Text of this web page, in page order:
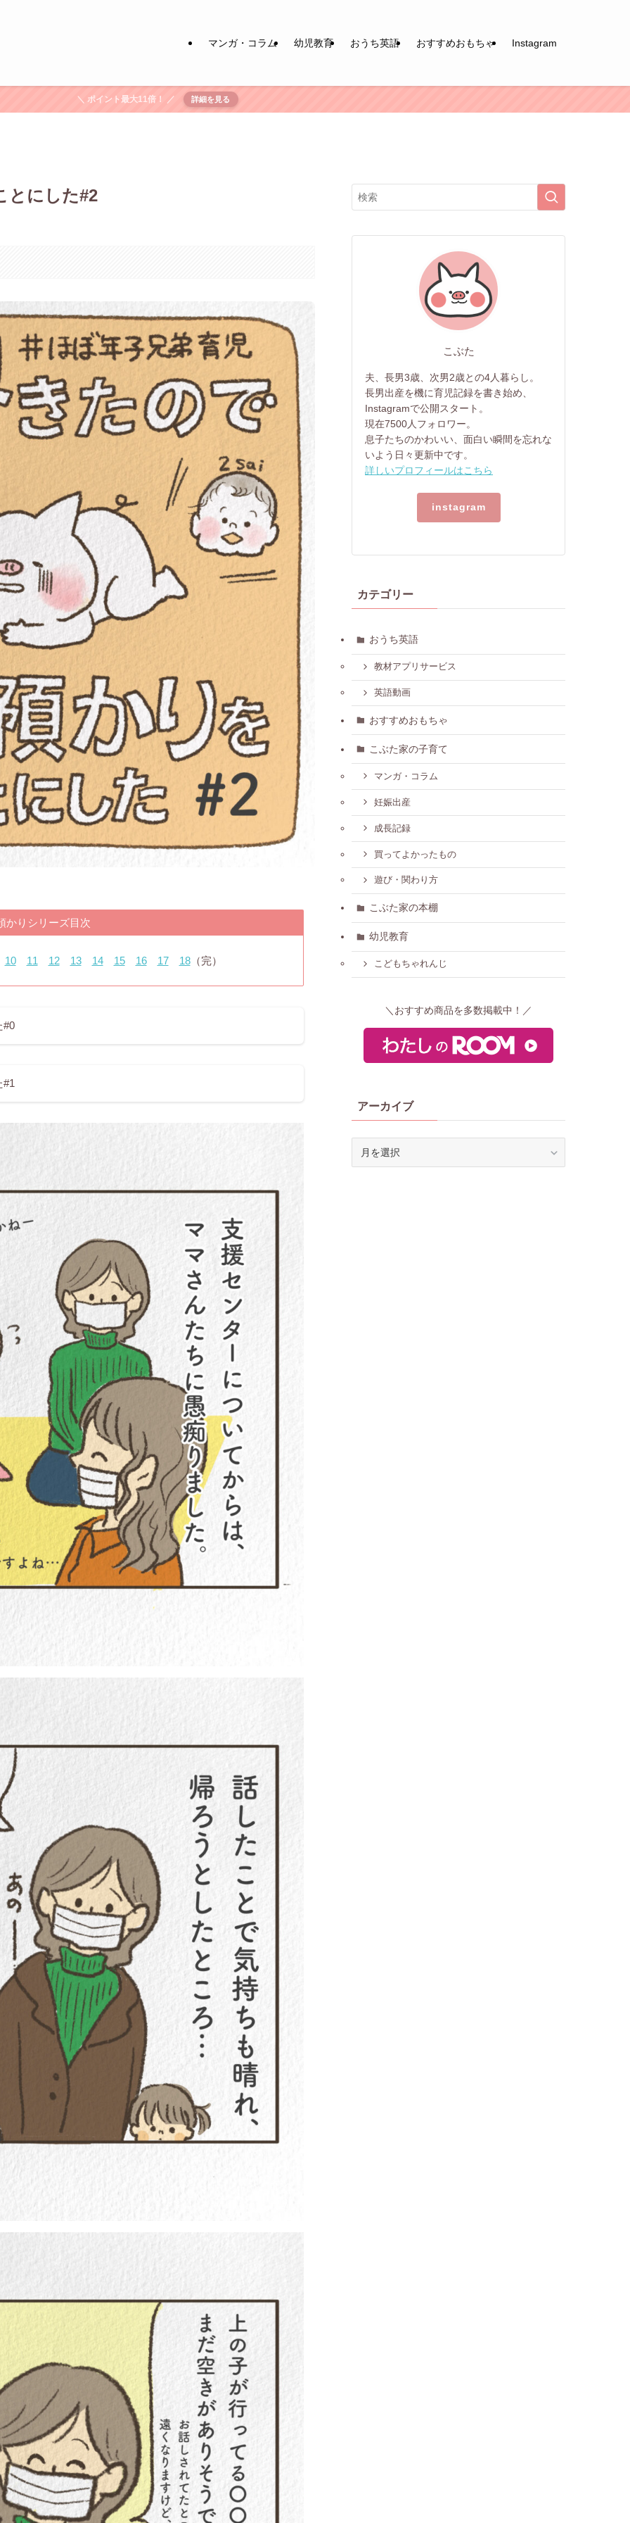
マンガ・コラム 幼児教育 おうち英語 おすすめおもちゃ Instagram
＼ ポイント最大11倍！ ／ 詳細を見る
とにした#2
かりシリーズ目次
10 11 12 13 14 15 16 17 18（完）
#0
こぶた
夫、長男3歳、次男2歳との4人暮らし。
長男出産を機に育児記録を書き始め、
Instagramで公開スタート。
現在7500人フォロワー。
息子たちのかわいい、面白い瞬間を忘れな
いよう日々更新中です。
詳しいプロフィールはこちら
instagram
カテゴリー
おうち英語
教材アプリサービス
英語動画
おすすめおもちゃ
こぶた家の子育て
マンガ・コラム
妊娠出産
成長記録
買ってよかったもの
遊び・関わり方
こぶた家の本棚
幼児教育
こどもちゃれんじ
＼おすすめ商品を多数掲載中！／
アーカイブ